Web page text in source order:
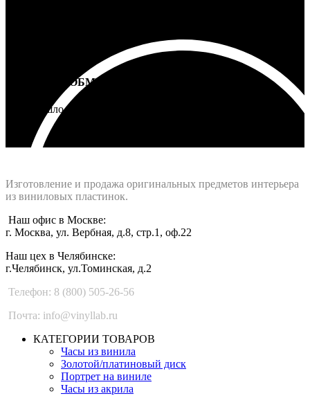
ВОЗВРАТ И ОБМЕН
Не подошло - вернем деньги
Изготовление и продажа оригинальных предметов интерьера
из виниловых пластинок.
Наш офис в Москве:
г. Москва, ул. Вербная, д.8, стр.1, оф.22
Наш цех в Челябинске:
г.Челябинск, ул.Томинская, д.2
Телефон: 8 (800) 505-26-56
Почта: info@vinyllab.ru
КАТЕГОРИИ ТОВАРОВ
Часы из винила
Золотой/платиновый диск
Портрет на виниле
Часы из акрила